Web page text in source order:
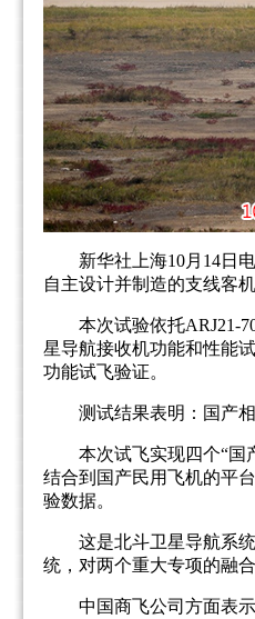
新华社上海10月14日
自主设计并制造的支线客
本次试验依托ARJ21-
星导航接收机功能和性能
功能试飞验证。
测试结果表明：国产
本次试飞实现四个“国
结合到国产民用飞机的平
验数据。
这是北斗卫星导航系
统，对两个重大专项的融
中国商飞公司方面表